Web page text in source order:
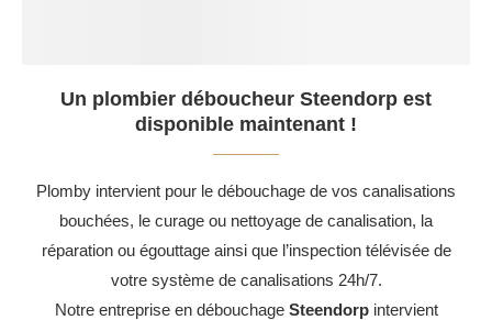
Un plombier déboucheur Steendorp est
disponible maintenant !
Plomby intervient pour le débouchage de vos canalisations
bouchées, le curage ou nettoyage de canalisation, la
réparation ou égouttage ainsi que l’inspection télévisée de
votre système de canalisations 24h/7.
Notre entreprise en débouchage Steendorpintervient